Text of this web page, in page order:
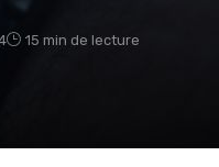
15 min de lecture